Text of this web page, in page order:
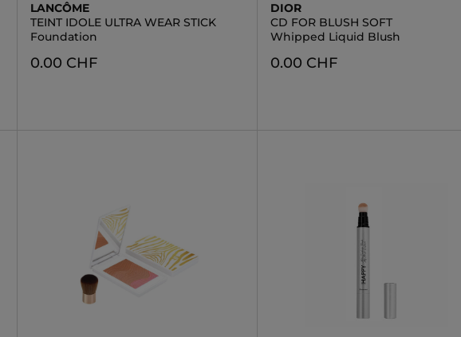
LANCÔME
TEINT IDOLE ULTRA WEAR STICK
Foundation
0.00 CHF
DIOR
CD FOR BLUSH SOFT
Whipped Liquid Blush
0.00 CHF